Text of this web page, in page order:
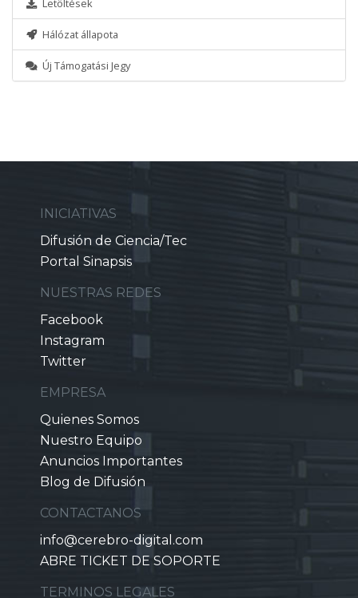
Letöltések
Hálózat állapota
Új Támogatási Jegy
INICIATIVAS
Difusión de Ciencia/Tec
Portal Sinapsis
NUESTRAS REDES
Facebook
Instagram
Twitter
EMPRESA
Quienes Somos
Nuestro Equipo
Anuncios Importantes
Blog de Difusión
CONTACTANOS
info@cerebro-digital.com
ABRE TICKET DE SOPORTE
TERMINOS LEGALES